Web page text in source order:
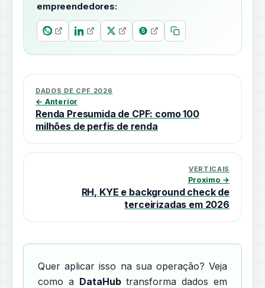
empreendedores:
DADOS DE CPF 2026
← Anterior
Renda Presumida de CPF: como 100
milhões de perfis de renda
VERTICAIS
Proximo →
RH, KYE e background check de
terceirizadas em 2026
Quer aplicar isso na sua operação? Veja
como a DataHubtransforma dados em